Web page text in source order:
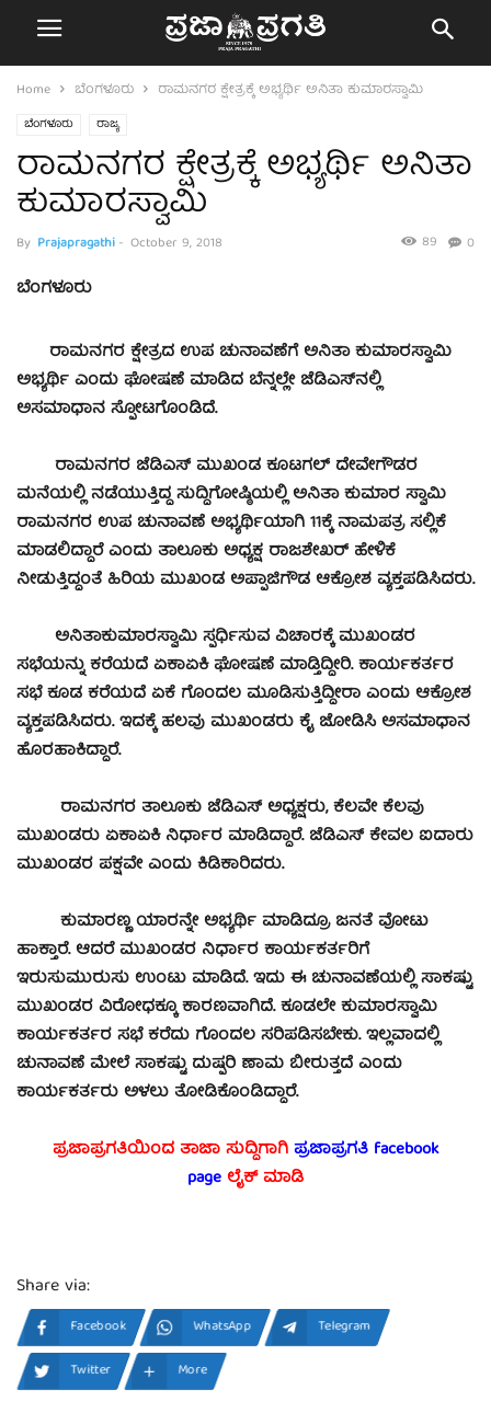
Home ಬೆಂಗಳೂರು ರಾಮನಗರ ಕ್ಷೇತ್ರಕ್ಕೆ ಅಭ್ಯರ್ಥಿ ಅನಿತಾ ಕುಮಾರಸ್ವಾಮಿ
ಬೆಂಗಳೂರು ರಾಜ್ಯ
ರಾಮನಗರ ಕ್ಷೇತ್ರಕ್ಕೆ ಅಭ್ಯರ್ಥಿ ಅನಿತಾ
ಕುಮಾರಸ್ವಾಮಿ
By Prajapragathi- October 9, 2018 0
89
ಬೆಂಗಳೂರು
ರಾಮನಗರ ಕ್ಷೇತ್ರದ ಉಪ ಚುನಾವಣೆಗೆ ಅನಿತಾ ಕುಮಾರಸ್ವಾಮಿ
ಅಭ್ಯರ್ಥಿ ಎಂದು ಘೋಷಣೆ ಮಾಡಿದ ಬೆನ್ನಲ್ಲೇ ಜೆಡಿಎಸ್‍ನಲ್ಲಿ
ಅಸಮಾಧಾನ ಸ್ಫೋಟಗೊಂಡಿದೆ.
ರಾಮನಗರ ಜೆಡಿಎಸ್ ಮುಖಂಡ ಕೂಟಗಲ್ ದೇವೇಗೌಡರ
ಮನೆಯಲ್ಲಿ ನಡೆಯುತ್ತಿದ್ದ ಸುದ್ದಿಗೋಷ್ಠಿಯಲ್ಲಿ ಅನಿತಾ ಕುಮಾರ ಸ್ವಾಮಿ
ರಾಮನಗರ ಉಪ ಚುನಾವಣೆ ಅಭ್ಯರ್ಥಿಯಾಗಿ 11ಕ್ಕೆ ನಾಮಪತ್ರ ಸಲ್ಲಿಕೆ
ಮಾಡಲಿದ್ದಾರೆ ಎಂದು ತಾಲೂಕು ಅಧ್ಯಕ್ಷ ರಾಜಶೇಖರ್ ಹೇಳಿಕೆ
ನೀಡುತ್ತಿದ್ದಂತೆ ಹಿರಿಯ ಮುಖಂಡ ಅಪ್ಪಾಜಿಗೌಡ ಆಕ್ರೋಶ ವ್ಯಕ್ತಪಡಿಸಿದರು.
ಅನಿತಾಕುಮಾರಸ್ವಾಮಿ ಸ್ಪರ್ಧಿಸುವ ವಿಚಾರಕ್ಕೆ ಮುಖಂಡರ
ಸಭೆಯನ್ನು ಕರೆಯದೆ ಏಕಾಏಕಿ ಘೋಷಣೆ ಮಾಡ್ತಿದ್ದೀರಿ. ಕಾರ್ಯಕರ್ತರ
ಸಭೆ ಕೂಡ ಕರೆಯದೆ ಏಕೆ ಗೊಂದಲ ಮೂಡಿಸುತ್ತಿದ್ದೀರಾ ಎಂದು ಆಕ್ರೋಶ
ವ್ಯಕ್ತಪಡಿಸಿದರು. ಇದಕ್ಕೆ ಹಲವು ಮುಖಂಡರು ಕೈ ಜೋಡಿಸಿ ಅಸಮಾಧಾನ
ಹೊರಹಾಕಿದ್ದಾರೆ.
ರಾಮನಗರ ತಾಲೂಕು ಜೆಡಿಎಸ್ ಅಧ್ಯಕ್ಷರು, ಕೆಲವೇ ಕೆಲವು
ಮುಖಂಡರು ಏಕಾಏಕಿ ನಿರ್ಧಾರ ಮಾಡಿದ್ದಾರೆ. ಜೆಡಿಎಸ್ ಕೇವಲ ಐದಾರು
ಮುಖಂಡರ ಪಕ್ಷವೇ ಎಂದು ಕಿಡಿಕಾರಿದರು.
ಕುಮಾರಣ್ಣ ಯಾರನ್ನೇ ಅಭ್ಯರ್ಥಿ ಮಾಡಿದ್ರೂ ಜನತೆ ವೋಟು
ಹಾಕ್ತಾರೆ. ಆದರೆ ಮುಖಂಡರ ನಿರ್ಧಾರ ಕಾರ್ಯಕರ್ತರಿಗೆ
ಇರುಸುಮುರುಸು ಉಂಟು ಮಾಡಿದೆ. ಇದು ಈ ಚುನಾವಣೆಯಲ್ಲಿ ಸಾಕಷ್ಟು
ಮುಖಂಡರ ವಿರೋಧಕ್ಕೂ ಕಾರಣವಾಗಿದೆ. ಕೂಡಲೇ ಕುಮಾರಸ್ವಾಮಿ
ಕಾರ್ಯಕರ್ತರ ಸಭೆ ಕರೆದು ಗೊಂದಲ ಸರಿಪಡಿಸಬೇಕು. ಇಲ್ಲವಾದಲ್ಲಿ
ಚುನಾವಣೆ ಮೇಲೆ ಸಾಕಷ್ಟು ದುಷ್ಪರಿ ಣಾಮ ಬೀರುತ್ತದೆ ಎಂದು
ಕಾರ್ಯಕರ್ತರು ಅಳಲು ತೋಡಿಕೊಂಡಿದ್ದಾರೆ.
ಪ್ರಜಾಪ್ರಗತಿಯಿಂದ ತಾಜಾ ಸುದ್ದಿಗಾಗಿಪ್ರಜಾಪ್ರಗತಿ facebook
page ಲೈಕ್ ಮಾಡಿ
Share via:
Facebook WhatsApp
Telegram
Twitter
More